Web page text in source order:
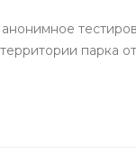
анонимное
парка